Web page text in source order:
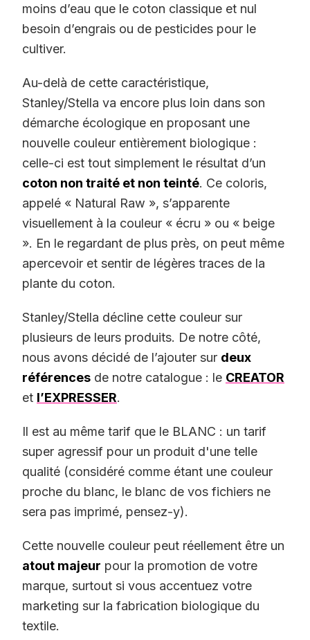
moins d’eau que le coton classique et nul
besoin d’engrais ou de pesticides pour le
cultiver.
Au-delà de cette caractéristique,
Stanley/Stella va encore plus loin dans son
démarche écologique en proposant une
nouvelle couleur entièrement biologique :
celle-ci est tout simplement le résultat d’un
coton non traité et non teinté. Ce coloris,
appelé « Natural Raw », s’apparente
visuellement à la couleur « écru » ou « beige
». En le regardant de plus près, on peut même
apercevoir et sentir de légères traces de la
plante du coton.
Stanley/Stella décline cette couleur sur
plusieurs de leurs produits. De notre côté,
nous avons décidé de l’ajouter sur deux
références de notre catalogue : le CREATOR
et l’EXPRESSER.
Il est au même tarif que le BLANC : un tarif
super agressif pour un produit d'une telle
qualité (considéré comme étant une couleur
proche du blanc, le blanc de vos fichiers ne
sera pas imprimé, pensez-y).
Cette nouvelle couleur peut réellement être un
atout majeur pour la promotion de votre
marque, surtout si vous accentuez votre
marketing sur la fabrication biologique du
textile.